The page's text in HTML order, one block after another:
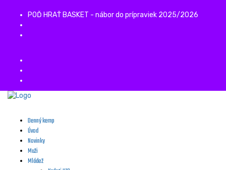
POĎ HRAŤ BASKET - nábor do prípraviek 2025/2026
Denný kemp
Úvod
Novinky
Muži
Mládež